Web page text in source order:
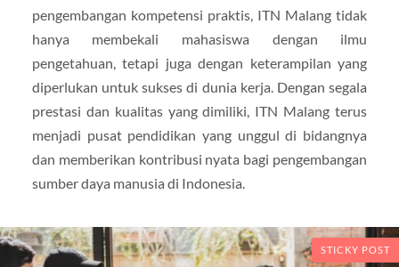
pengembangan kompetensi praktis, ITN Malang tidak
hanya membekali mahasiswa dengan ilmu
pengetahuan, tetapi juga dengan keterampilan yang
diperlukan untuk sukses di dunia kerja. Dengan segala
prestasi dan kualitas yang dimiliki, ITN Malang terus
menjadi pusat pendidikan yang unggul di bidangnya
dan memberikan kontribusi nyata bagi pengembangan
sumber daya manusia di Indonesia.
STICKY POST